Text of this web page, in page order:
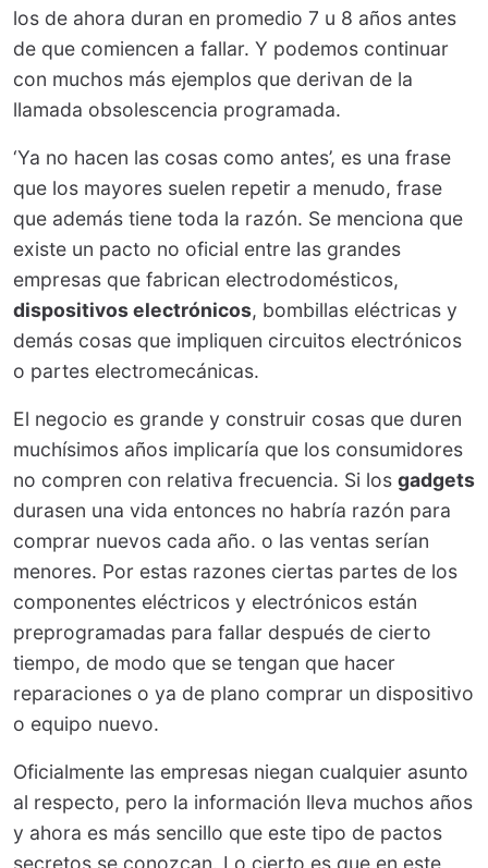
los de ahora duran en promedio 7 u 8 años antes
de que comiencen a fallar. Y podemos continuar
con muchos más ejemplos que derivan de la
llamada obsolescencia programada.
‘Ya no hacen las cosas como antes’, es una frase
que los mayores suelen repetir a menudo, frase
que además tiene toda la razón. Se menciona que
existe un pacto no oficial entre las grandes
empresas que fabrican electrodomésticos,
dispositivos electrónicos, bombillas eléctricas y
demás cosas que impliquen circuitos electrónicos
o partes electromecánicas.
El negocio es grande y construir cosas que duren
muchísimos años implicaría que los consumidores
no compren con relativa frecuencia. Si los gadgets
durasen una vida entonces no habría razón para
comprar nuevos cada año. o las ventas serían
menores. Por estas razones ciertas partes de los
componentes eléctricos y electrónicos están
preprogramadas para fallar después de cierto
tiempo, de modo que se tengan que hacer
reparaciones o ya de plano comprar un dispositivo
o equipo nuevo.
Oficialmente las empresas niegan cualquier asunto
al respecto, pero la información lleva muchos años
y ahora es más sencillo que este tipo de pactos
secretos se conozcan. Lo cierto es que en este